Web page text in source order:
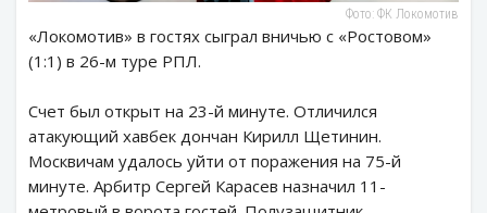
Фото: ФК Локомотив
«Локомотив» в гостях сыграл вничью с «Ростовом»
(1:1) в 26-м туре РПЛ.
Счет был открыт на 23-й минуте. Отличился
атакующий хавбек дончан Кирилл Щетинин.
Москвичам удалось уйти от поражения на 75-й
минуте. Арбитр Сергей Карасев назначил 11-